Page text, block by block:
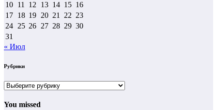
10 11 12 13 14 15 16
17 18 19 20 21 22 23
24 25 26 27 28 29 30
31
« Июл
Рубрики
Рубрики
You missed